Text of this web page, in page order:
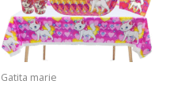
Gatita marie